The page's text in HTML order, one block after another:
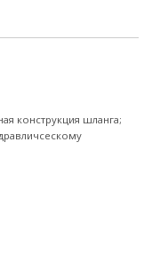
конструкция шланга;